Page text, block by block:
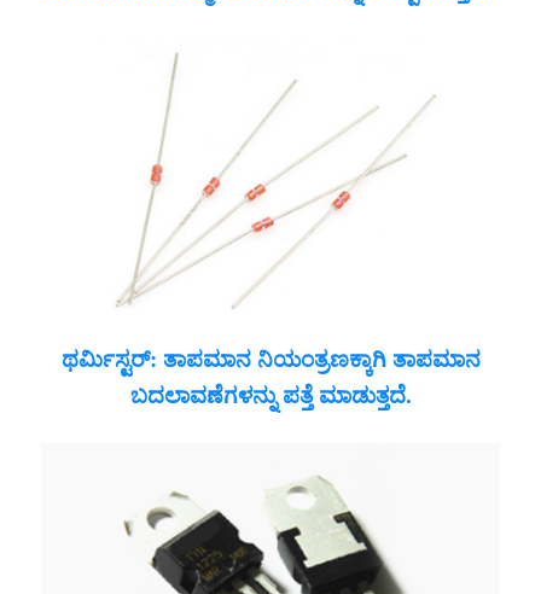
ಥರ್ಮಿಸ್ಟರ್: ತಾಪಮಾನ ನಿಯಂತ್ರಣಕ್ಕಾಗಿ ತಾಪಮಾನ
ಬದಲಾವಣೆಗಳನ್ನು ಪತ್ತೆ ಮಾಡುತ್ತದೆ.